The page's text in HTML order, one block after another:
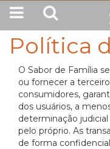
Política
O Sabor de Família
ou fornecer a
consumidores,
dos usuários, a
determinação
pelo próprio. As
de forma